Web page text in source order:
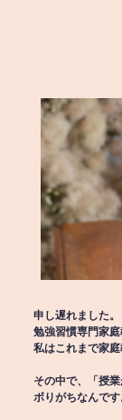
申し遅れました。
勉強習慣専門家庭
私はこれまで家
その中で、「授
ボりがちなんで